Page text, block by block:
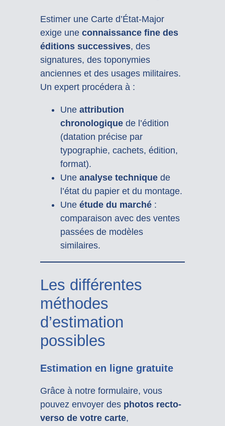
Estimer une Carte d’État-Major
exige une connaissance fine des
éditions successives, des
signatures, des toponymies
anciennes et des usages militaires.
Un expert procédera à :
Une attribution
chronologiquede l’édition
(datation précise par
typographie, cachets, édition,
format).
Une analyse techniquede
l’état du papier et du montage.
Une étude du marché:
comparaison avec des ventes
passées de modèles
similaires.
Les différentes
méthodes
d’estimation
possibles
Estimation en ligne gratuite
Grâce à notre formulaire, vous
pouvez envoyer des photos recto-
verso de votre carte,